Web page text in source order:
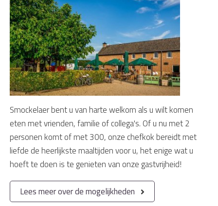
Smockelaer bent u van harte welkom als u wilt komen
eten met vrienden, familie of collega's. Of u nu met 2
personen komt of met 300, onze chefkok bereidt met
liefde de heerlijkste maaltijden voor u, het enige wat u
hoeft te doen is te genieten van onze gastvrijheid!
Lees meer over de mogelijkheden